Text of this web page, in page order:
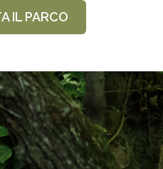
IL PARCO